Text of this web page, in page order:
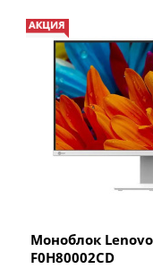
Моноблок Lenovo
F0H80002CD